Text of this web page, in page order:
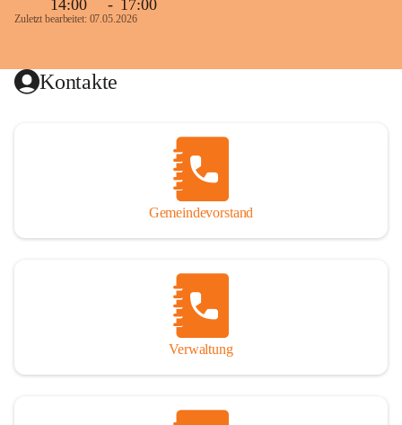
14:00
- 17:00
Zuletzt bearbeitet: 07.05.2026
Kontakte
Gemeindevorstand
Verwaltung